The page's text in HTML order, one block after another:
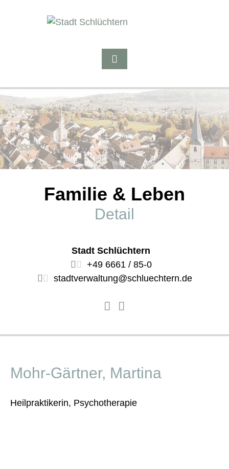
Familie & Leben
Detail
Stadt Schlüchtern
+49 6661 / 85-0
stadtverwaltung@schluechtern.de
Mohr-Gärtner, Martina
Heilpraktikerin, Psychotherapie